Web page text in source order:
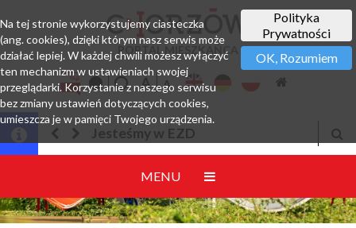
PORTAL MIESZKAŃCA
Jesteśmy w EZD
MENU
Polityka
Prywatności
OK, Rozumiem
Na tej stronie wykorzystujemy ciasteczka
(ang. cookies), dzięki którym nasz serwis może
działać lepiej. W każdej chwili możesz wyłączyć
ten mechanizm w ustawieniach swojej
przeglądarki. Korzystanie z naszego serwisu
bez zmiany ustawień dotyczących cookies,
umieszcza je w pamięci Twojego urządzenia.